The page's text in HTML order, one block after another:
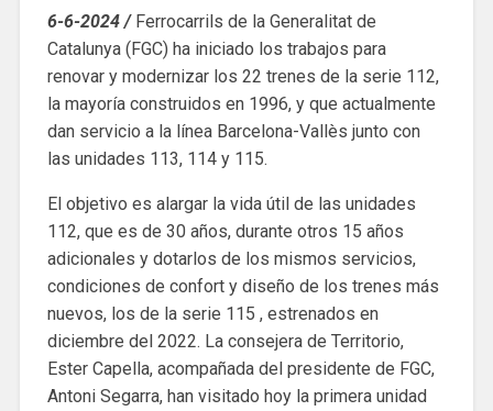
6-6-2024 / Ferrocarrils de la Generalitat de
Catalunya (FGC) ha iniciado los trabajos para
renovar y modernizar los 22 trenes de la serie 112,
la mayoría construidos en 1996, y que actualmente
dan servicio a la línea Barcelona-Vallès junto con
las unidades 113, 114 y 115.
El objetivo es alargar la vida útil de las unidades
112, que es de 30 años, durante otros 15 años
adicionales y dotarlos de los mismos servicios,
condiciones de confort y diseño de los trenes más
nuevos, los de la serie 115 , estrenados en
diciembre del 2022. La consejera de Territorio,
Ester Capella, acompañada del presidente de FGC,
Antoni Segarra, han visitado hoy la primera unidad